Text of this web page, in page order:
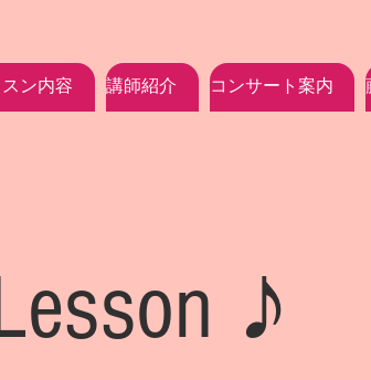
スン内容 講師紹介 コンサート案内
♪